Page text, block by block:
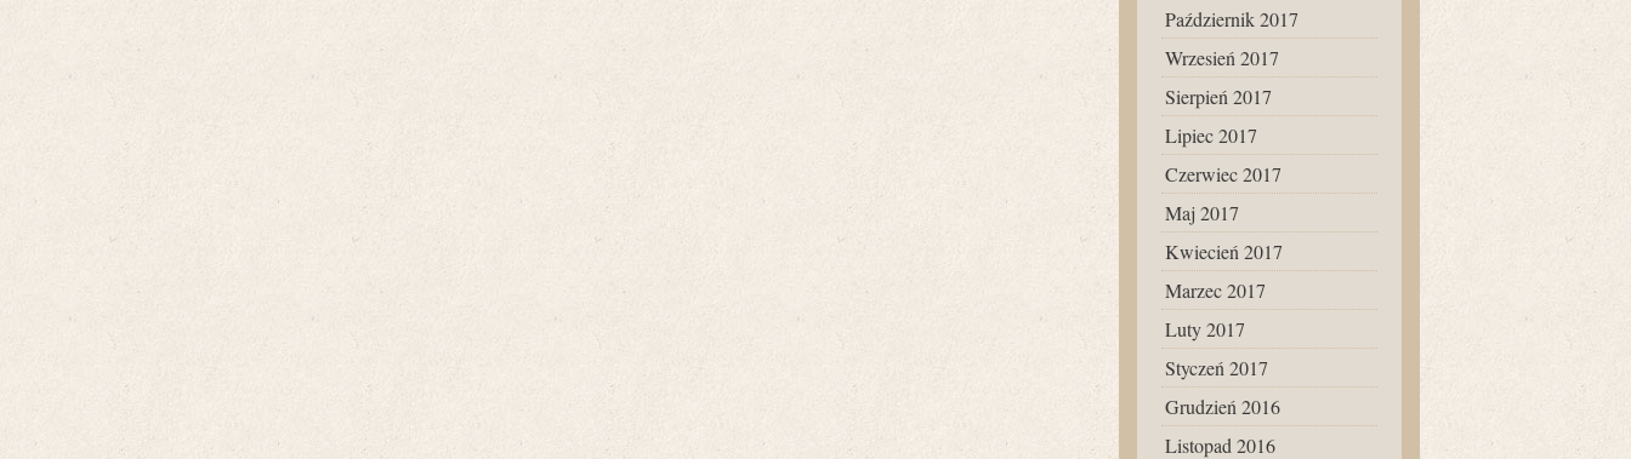
Październik 2017
Wrzesień 2017
Sierpień 2017
Lipiec 2017
Czerwiec 2017
Maj 2017
Kwiecień 2017
Marzec 2017
Luty 2017
Styczeń 2017
Grudzień 2016
Listopad 2016